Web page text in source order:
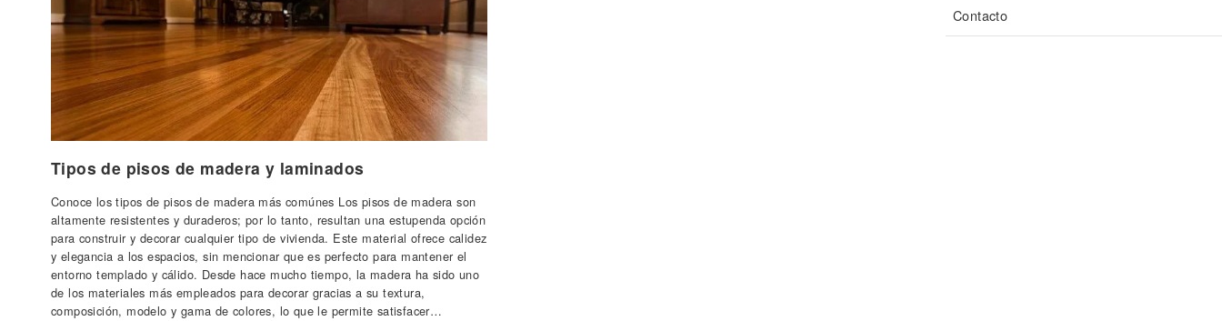
Tipos de pisos de madera y laminados
Conoce los tipos de pisos de madera más comúnes Los pisos de madera son
altamente resistentes y duraderos; por lo tanto, resultan una estupenda opción
para construir y decorar cualquier tipo de vivienda. Este material ofrece calidez
y elegancia a los espacios, sin mencionar que es perfecto para mantener el
entorno templado y cálido. Desde hace mucho tiempo, la madera ha sido uno
de los materiales más empleados para decorar gracias a su textura,
composición, modelo y gama de colores, lo que le permite satisfacer…
Contacto